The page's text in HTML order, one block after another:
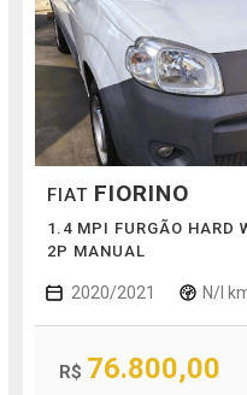
FIAT FIORINO
1.4 MPI FURGÃO HARD
2P MANUAL
2020/2021 N/I
R$ 76.800,00